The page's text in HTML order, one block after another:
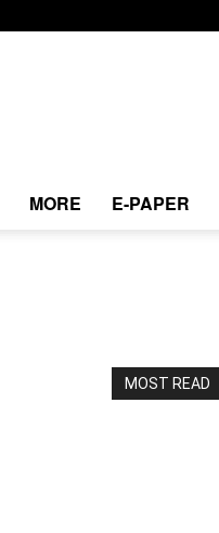
MORE E-PAPER
MOST READ